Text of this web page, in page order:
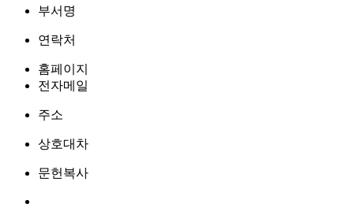
부서명
연락처
홈페이지
전자메일
주소
상호대차
문헌복사